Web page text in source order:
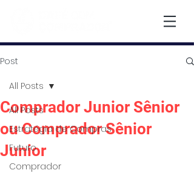
Post
All Posts
Estratégia de Compras
Futuro
Comprador
All Posts
Comprador Junior Sênior
ou Comprador Sênior
Junior